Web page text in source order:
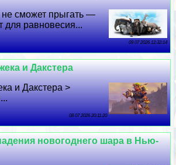
не сможет прыгать —
для равновесия...
09 07 2026 12:32:14
и Дакстера
и Дакстера >
08 07 2026 20:11:20
новогоднего шара в Нью-